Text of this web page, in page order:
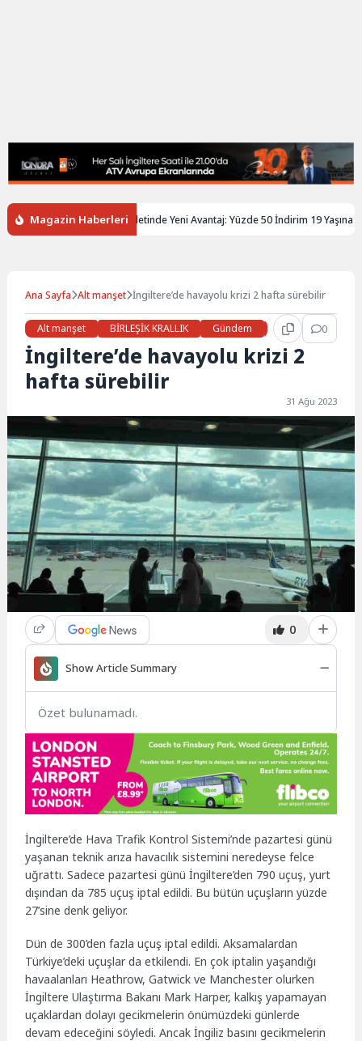
Magazin Haberleri
Gençlere Tren Biletinde Yeni Avantaj: Yüzde 50 İndirim 19 Yaşına
Ana Sayfa Alt manşet İngiltere’de havayolu krizi 2 hafta sürebilir
Alt manşet BİRLEŞİK KRALLIK Gündem Haberler 0
İngiltere’de havayolu krizi 2
hafta sürebilir
31 Ağu 2023
0
Show Article Summary
Özet bulunamadı.
İngiltere’de Hava Trafik Kontrol Sistemi’nde pazartesi günü
yaşanan teknik arıza havacılık sistemini neredeyse felce
uğrattı. Sadece pazartesi günü İngiltere’den 790 uçuş, yurt
dışından da 785 uçuş iptal edildi. Bu bütün uçuşların yüzde
27’sine denk geliyor.
Dün de 300’den fazla uçuş iptal edildi. Aksamalardan
Türkiye’deki uçuşlar da etkilendi. En çok iptalin yaşandığı
havaalanları Heathrow, Gatwick ve Manchester olurken
İngiltere Ulaştırma Bakanı Mark Harper, kalkış yapamayan
uçaklardan dolayı gecikmelerin önümüzdeki günlerde
devam edeceğini söyledi. Ancak İngiliz basını gecikmelerin